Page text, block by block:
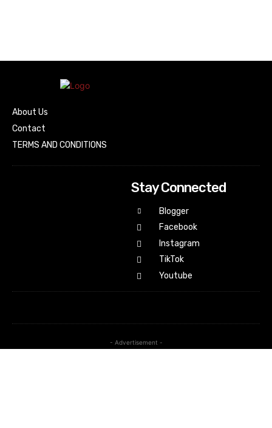
About Us
Contact
TERMS AND CONDITIONS
Stay Connected
Blogger
Facebook
Instagram
TikTok
Youtube
- Advertisement -